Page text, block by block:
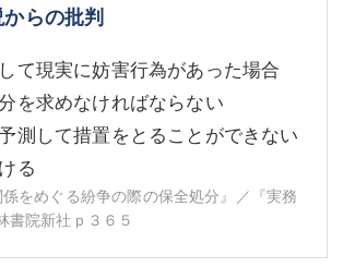
らの批判
て現実に妨害行為があった場合
を求めなければならない
測して措置をとることができない
る
をめぐる紛争の際の保全処分』／『実務
書院新社ｐ３６５